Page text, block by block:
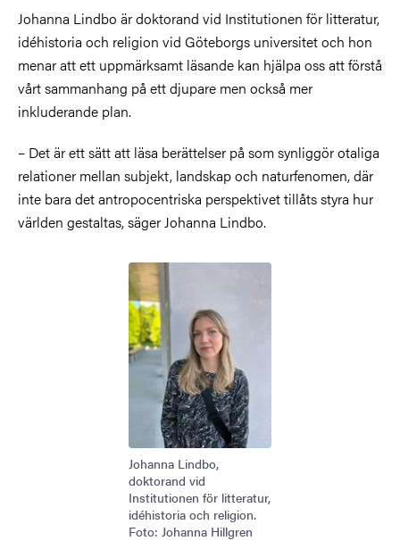
Johanna Lindbo är doktorand vid Institutionen för litteratur,
idéhistoria och religion vid Göteborgs universitet och hon
menar att ett uppmärksamt läsande kan hjälpa oss att förstå
vårt sammanhang på ett djupare men också mer
inkluderande plan.
– Det är ett sätt att läsa berättelser på som synliggör otaliga
relationer mellan subjekt, landskap och naturfenomen, där
inte bara det antropocentriska perspektivet tillåts styra hur
världen gestaltas, säger Johanna Lindbo.
Bild
Johanna Lindbo,
doktorand vid
Institutionen för litteratur,
idéhistoria och religion.
Foto: Johanna Hillgren